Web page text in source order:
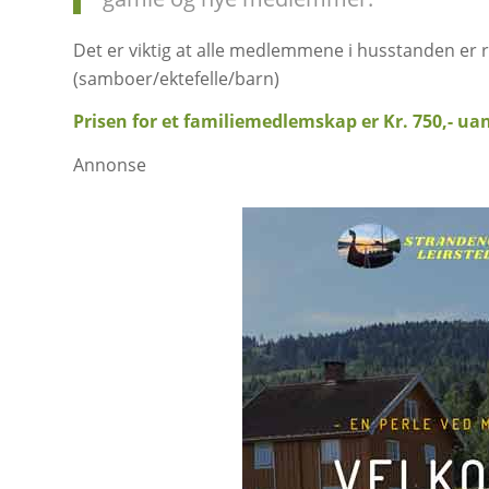
Det er viktig at alle medlemmene i husstanden
(samboer/ektefelle/barn)
Prisen for et familiemedlemskap er Kr. 750,-
Annonse